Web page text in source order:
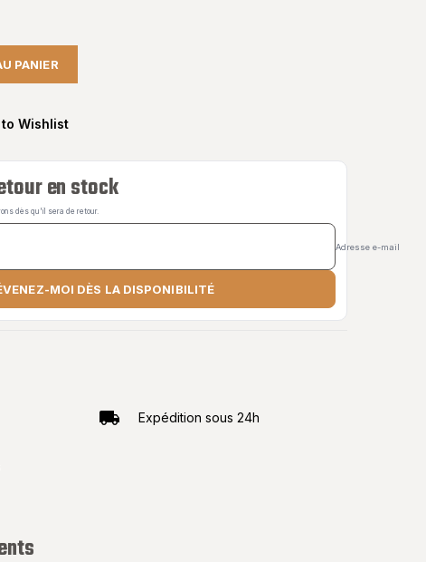
PANIER
to Wishlist
en stock
dès qu'il sera de retour.
Adresse e-mail
MOI DÈS LA DISPONIBILITÉ
Expédition sous 24h